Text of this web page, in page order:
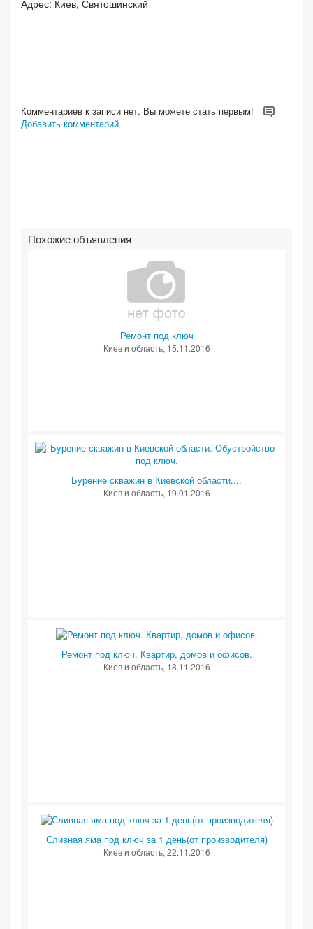
Адрес: Киев, Святошинский
Комментариев к записи нет. Вы можете стать первым!
Добавить комментарий
Похожие объявления
Ремонт под ключ
Киев и область, 15.11.2016
Бурение скважин в Киевской области....
Киев и область, 19.01.2016
Ремонт под ключ. Квартир, домов и офисов.
Киев и область, 18.11.2016
Сливная яма под ключ за 1 день(от производителя)
Киев и область, 22.11.2016